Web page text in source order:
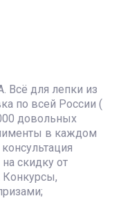
для лепки из
по всей России (
довольных
в каждом
скидку от
Конкурсы,